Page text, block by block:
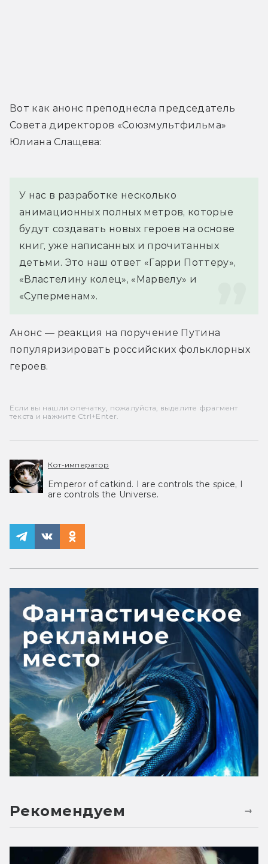
Вот как анонс преподнесла председатель
Совета директоров «Союзмультфильма»
Юлиана Слащева:
У нас в разработке несколько
анимационных полных метров, которые
будут создавать новых героев на основе
книг, уже написанных и прочитанных
детьми. Это наш ответ «Гарри Поттеру»,
«Властелину колец», «Марвелу» и
«Суперменам».
Анонс — реакция на поручение Путина
популяризировать российских фольклорных
героев.
Если вы нашли опечатку, пожалуйста, выделите фрагмент
текста и нажмите Ctrl+Enter.
Кот-император
Emperor of catkind. I are controls the spice, I
are controls the Universe.
Рекомендуем